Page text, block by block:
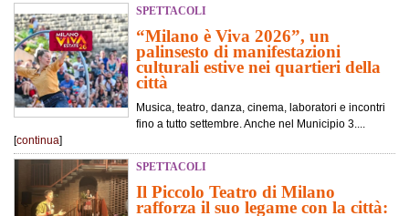
SPETTACOLI
“Milano è Viva 2026”, un
palinsesto di manifestazioni
culturali estive nei quartieri della
città
Musica, teatro, danza, cinema, laboratori e incontri
fino a tutto settembre. Anche nel Municipio 3....
[continua]
SPETTACOLI
Il Piccolo Teatro di Milano
rafforza il suo legame con la città: